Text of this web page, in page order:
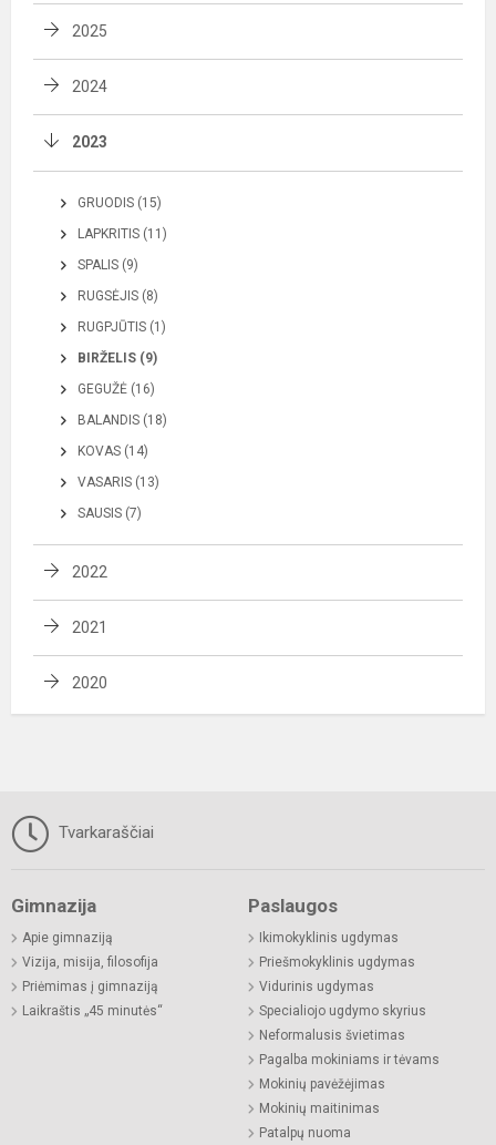
2025
2024
2023
GRUODIS (15)
LAPKRITIS (11)
SPALIS (9)
RUGSĖJIS (8)
RUGPJŪTIS (1)
BIRŽELIS (9)
GEGUŽĖ (16)
BALANDIS (18)
KOVAS (14)
VASARIS (13)
SAUSIS (7)
2022
2021
2020
Tvarkaraščiai
Gimnazija
Apie gimnaziją
Vizija, misija, filosofija
Priėmimas į gimnaziją
Laikraštis „45 minutės“
Paslaugos
Ikimokyklinis ugdymas
Priešmokyklinis ugdymas
Vidurinis ugdymas
Specialiojo ugdymo skyrius
Neformalusis švietimas
Pagalba mokiniams ir tėvams
Mokinių pavėžėjimas
Mokinių maitinimas
Patalpų nuoma